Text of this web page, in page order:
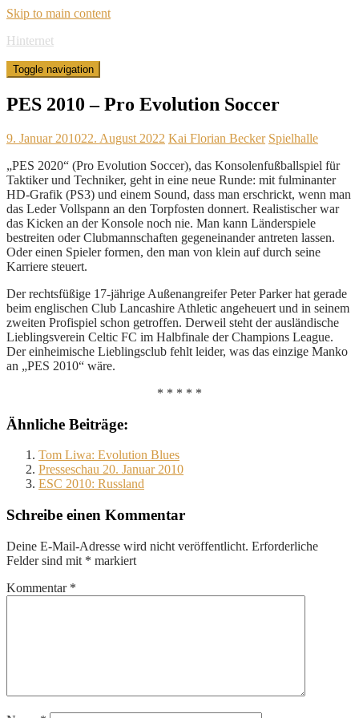
Skip to main content
Hinternet
Toggle navigation
PES 2010 – Pro Evolution Soccer
9. Januar 201022. August 2022 Kai Florian Becker Spielhalle
„PES 2020“ (Pro Evolution Soccer), das Konsolenfußballspiel für
Taktiker und Techniker, geht in eine neue Runde: mit fulminanter
HD-Grafik (PS3) und einem Sound, dass man erschrickt, wenn man
das Leder Vollspann an den Torpfosten donnert. Realistischer war
das Kicken an der Konsole noch nie. Man kann Länderspiele
bestreiten oder Clubmannschaften gegeneinander antreten lassen.
Oder einen Spieler formen, den man von klein auf durch seine
Karriere steuert.
Der rechtsfüßige 17-jährige Außenangreifer Peter Parker hat gerade
beim englischen Club Lancashire Athletic angeheuert und in seinem
zweiten Profispiel schon getroffen. Derweil steht der ausländische
Lieblingsverein Celtic FC im Halbfinale der Champions League.
Der einheimische Lieblingsclub fehlt leider, was das einzige Manko
an „PES 2010“ wäre.
* * * * *
Ähnliche Beiträge:
Tom Liwa: Evolution Blues
Presseschau 20. Januar 2010
ESC 2010: Russland
Schreibe einen Kommentar
Deine E-Mail-Adresse wird nicht veröffentlicht. Erforderliche
Felder sind mit * markiert
Kommentar *